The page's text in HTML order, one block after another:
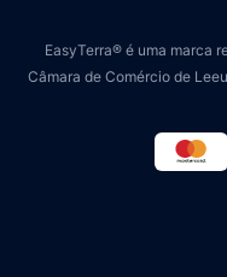
EasyTerra® é uma marca
Câmara de Comércio de